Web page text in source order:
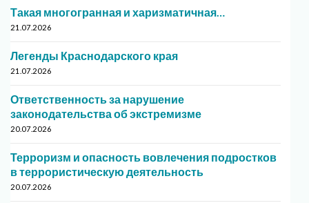
Такая многогранная и харизматичная…
21.07.2026
Легенды Краснодарского края
21.07.2026
Ответственность за нарушение
законодательства об экстремизме
20.07.2026
Терроризм и опасность вовлечения подростков
в террористическую деятельность
20.07.2026